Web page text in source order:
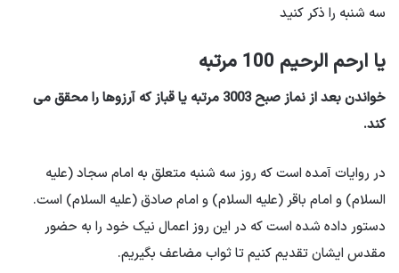
سه شنبه را ذکر کنید
یا ارحم الرحیم 100 مرتبه
خواندن بعد از نماز صبح 3003 مرتبه یا قباز که آرزوها را محقق می
کند.
در روایات آمده است که روز سه شنبه متعلق به امام سجاد (علیه
السلام) و امام باقر (علیه السلام) و امام صادق (علیه السلام) است.
دستور داده شده است که در این روز اعمال نیک خود را به حضور
مقدس ایشان تقدیم کنیم تا ثواب مضاعف بگیریم.